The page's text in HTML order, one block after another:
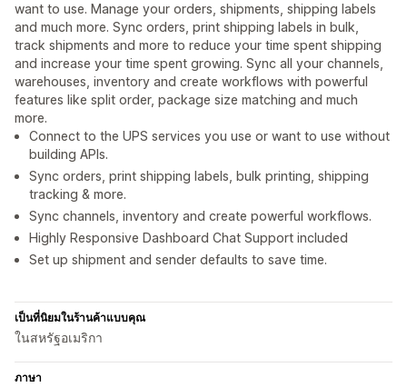
want to use. Manage your orders, shipments, shipping labels
and much more. Sync orders, print shipping labels in bulk,
track shipments and more to reduce your time spent shipping
and increase your time spent growing. Sync all your channels,
warehouses, inventory and create workflows with powerful
features like split order, package size matching and much
more.
Connect to the UPS services you use or want to use without
building APIs.
Sync orders, print shipping labels, bulk printing, shipping
tracking & more.
Sync channels, inventory and create powerful workflows.
Highly Responsive Dashboard Chat Support included
Set up shipment and sender defaults to save time.
เป็นที่นิยมในร้านค้าแบบคุณ
ในสหรัฐอเมริกา
ภาษา